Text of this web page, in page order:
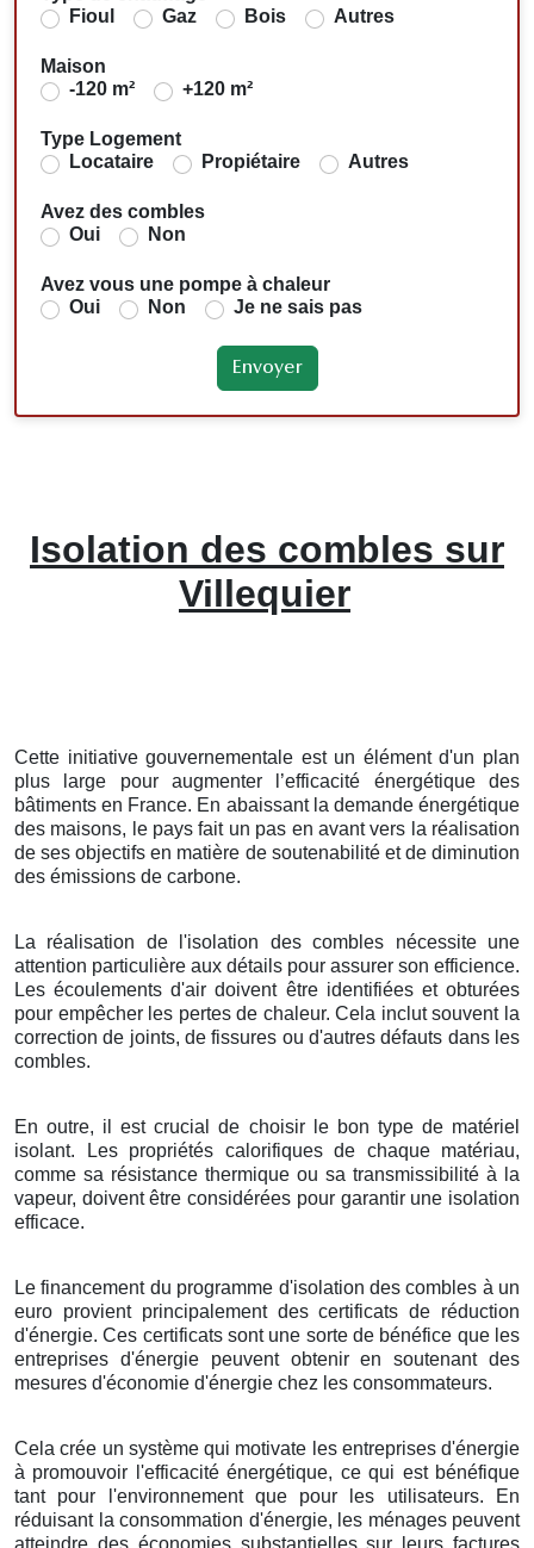
Fioul
Gaz Bois Autres
Maison
-120 m²
+120 m²
Type Logement
Locataire
Propiétaire Autres
Avez des combles
Oui
Non
Avez vous une pompe à chaleur
Oui
Non Je ne sais pas
Isolation des combles sur
Villequier
Cette initiative gouvernementale est un élément d'un plan
plus large pour augmenter l’efficacité énergétique des
bâtiments en France. En abaissant la demande énergétique
des maisons, le pays fait un pas en avant vers la réalisation
de ses objectifs en matière de soutenabilité et de diminution
des émissions de carbone.
La réalisation de l'isolation des combles nécessite une
attention particulière aux détails pour assurer son efficience.
Les écoulements d'air doivent être identifiées et obturées
pour empêcher les pertes de chaleur. Cela inclut souvent la
correction de joints, de fissures ou d'autres défauts dans les
combles.
En outre, il est crucial de choisir le bon type de matériel
isolant. Les propriétés calorifiques de chaque matériau,
comme sa résistance thermique ou sa transmissibilité à la
vapeur, doivent être considérées pour garantir une isolation
efficace.
Le financement du programme d'isolation des combles à un
euro provient principalement des certificats de réduction
d'énergie. Ces certificats sont une sorte de bénéfice que les
entreprises d'énergie peuvent obtenir en soutenant des
mesures d'économie d'énergie chez les consommateurs.
Cela crée un système qui motivate les entreprises d'énergie
à promouvoir l'efficacité énergétique, ce qui est bénéfique
tant pour l'environnement que pour les utilisateurs. En
réduisant la consommation d'énergie, les ménages peuvent
atteindre des économies substantielles sur leurs factures